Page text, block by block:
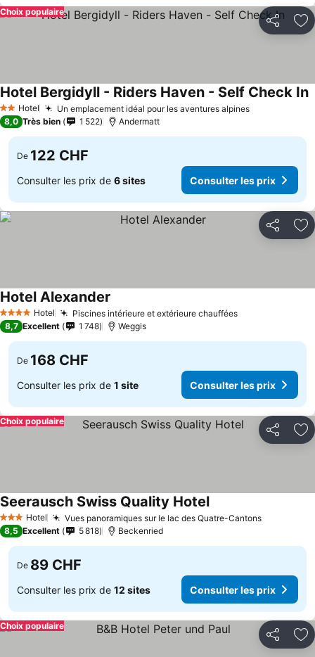
Partager
Choix populaire
2 Étoiles
Hotel Un emplacement idéal pour les aventures alpines
Hotel Bergidyll - Riders Haven - Self Check In
8,0 Très bien 1 522 Andermatt
De 122 CHF
Consulter les prix de 6 sites Consulter les prix
Partager
4 Étoiles Hotel Piscines intérieure et extérieure chauffées
Hotel Alexander
8,7 Excellent 1 748 Weggis
De 168 CHF
Consulter les prix de 1 site Consulter les prix
Partager
Choix populaire
3 ÉtoilesHotel Vues panoramiques sur le lac des Quatre-Cantons
Seerausch Swiss Quality Hotel
8,5 Excellent 5 818 Beckenried
De 89 CHF
Consulter les prix de 12 sites Consulter les prix
Partager
Choix populaire